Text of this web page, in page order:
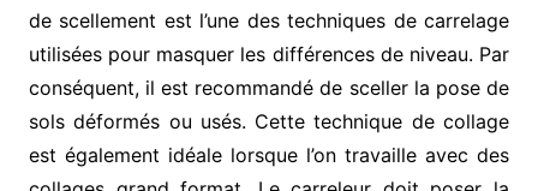
de scellement est l’une des techniques de carrelage
utilisées pour masquer les différences de niveau. Par
conséquent, il est recommandé de sceller la pose de
sols déformés ou usés. Cette technique de collage
est également idéale lorsque l’on travaille avec des